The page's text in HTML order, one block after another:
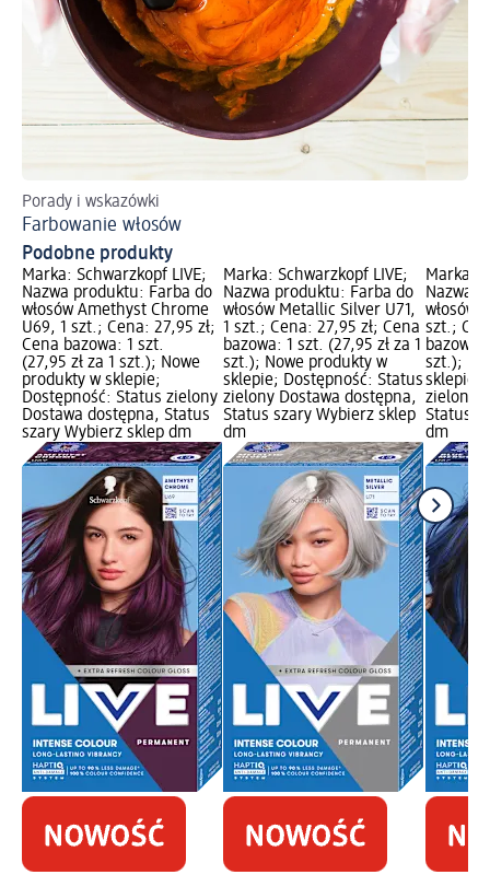
Porady i wskazówki
Farbowanie włosów
Podobne produkty
Marka: Schwarzkopf LIVE;
Nazwa produktu: Farba do
włosów Amethyst Chrome
U69, 1 szt.; Cena: 27,95 zł;
Cena bazowa: 1 szt.
(27,95 zł za 1 szt.); Nowe
produkty w sklepie;
Dostępność: Status zielony
Dostawa dostępna, Status
szary Wybierz sklep dm
Marka: Schwarzkopf LIVE;
Nazwa produktu: Farba do
włosów Metallic Silver U71,
1 szt.; Cena: 27,95 zł; Cena
bazowa: 1 szt. (27,95 zł za 1
szt.); Nowe produkty w
sklepie; Dostępność: Status
zielony Dostawa dostępna,
Status szary Wybierz sklep
dm
Marka:
Nazwa
włosów
szt.;
bazowa:
szt.);
sklepie;
zielony
Status
dm